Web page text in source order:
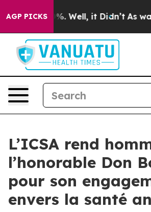
AGP PICKS
40%. Well, it Didn’t As war
L’ICSA rend
l’honorable Don
pour son
envers la santé